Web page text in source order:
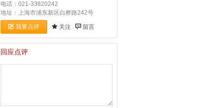
电话：021-33820242
地址：上海市浦东新区白桦路242号
我要点评 关注 留言
回应点评